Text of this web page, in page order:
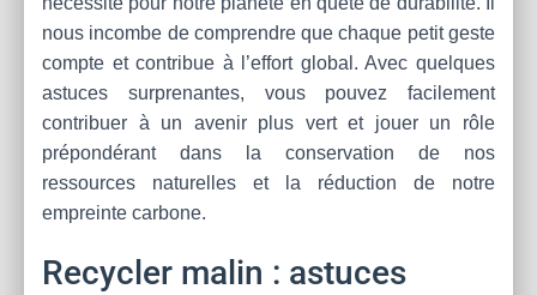
nous incombe de comprendre que chaque petit geste
compte et contribue à l’effort global. Avec quelques
astuces surprenantes, vous pouvez facilement
contribuer à un avenir plus vert et jouer un rôle
prépondérant dans la conservation de nos
ressources naturelles et la réduction de notre
empreinte carbone.
Recycler malin : astuces